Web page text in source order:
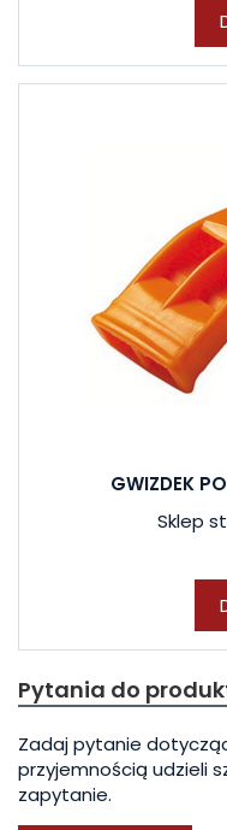
GWIZDEK
Sklep
Pytania do
Zadaj pytanie
przyjemnością udzieli
zapytanie.